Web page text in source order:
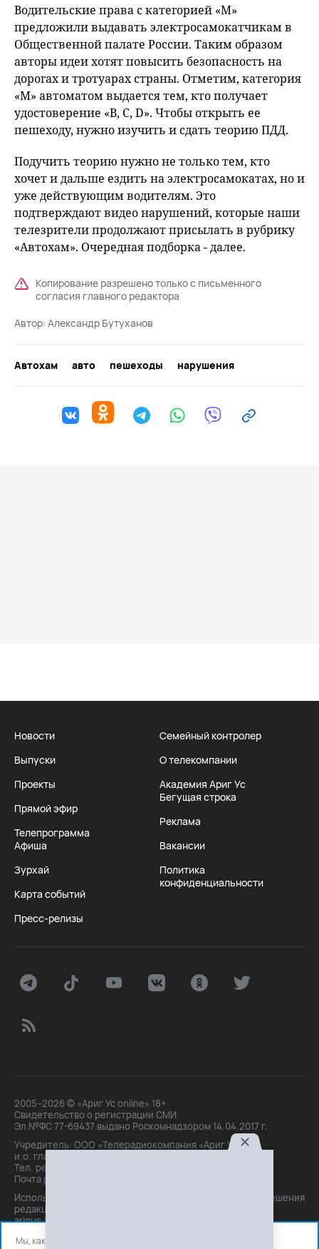
Водительские права с категорией «М»
предложили выдавать электросамокатчикам в
Общественной палате России. Таким образом
авторы идеи хотят повысить безопасность на
дорогах и тротуарах страны. Отметим, категория
«М» автоматом выдается тем, кто получает
удостоверение «B, C, D». Чтобы открыть ее
пешеходу, нужно изучить и сдать теорию ПДД.
Подучить теорию нужно не только тем, кто
хочет и дальше ездить на электросамокатах, но и
уже действующим водителям. Это
подтверждают видео нарушений, которые наши
телезрители продолжают присылать в рубрику
«Автохам». Очередная подборка - далее.
Копирование разрешено только с письменного
согласия главного редактора
Автор: Александр Бутуханов
Автохам авто пешеходы нарушения
Новости
Выпуски
Проекты
Прямой эфир
Телепрограмма
Афиша
Зурхай
Карта событий
Пресс-релизы
Семейный контролер
О телекомпании
Академия Ариг Ус
Бегущая строка
Реклама
Вакансии
Политика
конфиденциальности
2005–2026 © «Ариг Ус online» 18+
Свидетельство о регистрации СМИ
Эл №ФС 77-69437 выдано Роскомнадзором 14.04.2017 г.
Учредитель: ООО «Телерадиокомпания «Ариг Ус»,
и.о. главного редактора: Маханова О.Б.
Тел. peдakции: +7(3012)21-30-14,
Почта peдakции: editor@arigus.tv
Использование материалов только с письменного разрешения
редакции. При цитировании прямая активная ссылка на
arigus.tv обязательна.
Мы, как и все используем файлы cookie и сервисы аналитики.